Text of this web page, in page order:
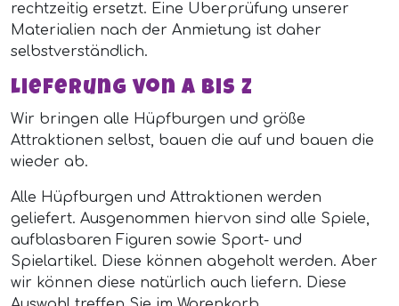
rechtzeitig ersetzt. Eine Überprüfung unserer
Materialien nach der Anmietung ist daher
selbstverständlich.
Lieferung von A bis Z
Wir bringen alle Hüpfburgen und größe
Attraktionen selbst, bauen die auf und bauen die
wieder ab.
Alle Hüpfburgen und Attraktionen werden
geliefert. Ausgenommen hiervon sind alle Spiele,
aufblasbaren Figuren sowie Sport- und
Spielartikel. Diese können abgeholt werden. Aber
wir können diese natürlich auch liefern. Diese